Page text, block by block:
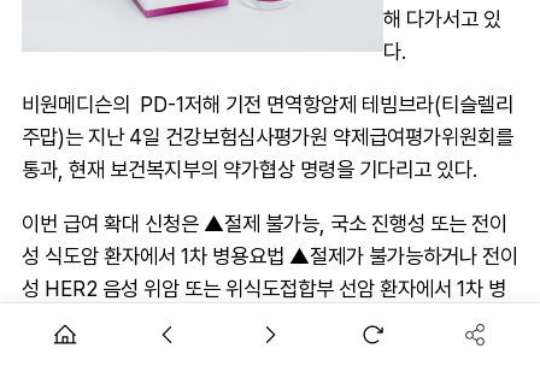
해 다가서고 있
다.
비원메디슨의 PD-1저해 기전 면역항암제 테빔브라(티슬렐리
주맙)는 지난 4일 건강보험심사평가원 약제급여평가위원회를
통과, 현재 보건복지부의 약가협상 명령을 기다리고 있다.
이번 급여 확대 신청은 ▲절제 불가능, 국소 진행성 또는 전이
성 식도암 환자에서 1차 병용요법 ▲절제가 불가능하거나 전이
성 HER2 음성 위암 또는 위식도접합부 선암 환자에서 1차 병
용요법 ▲비소세포폐암 1차 병용요법 2종과 2차 단독요법 등
5개 적응증을 품고 있다.